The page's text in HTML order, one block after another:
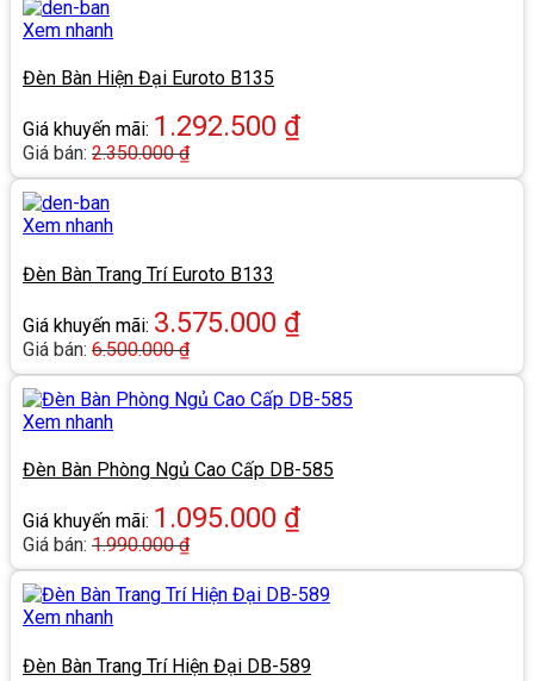
Xem nhanh
Đèn Bàn Hiện Đại Euroto B135
Giá khuyến mãi: 1.292.500 ₫
Giá bán: 2.350.000₫
Xem nhanh
Đèn Bàn Trang Trí Euroto B133
Giá khuyến mãi: 3.575.000 ₫
Giá bán: 6.500.000₫
Xem nhanh
Đèn Bàn Phòng Ngủ Cao Cấp DB-585
Giá khuyến mãi: 1.095.000 ₫
Giá bán: 1.990.000₫
Xem nhanh
Đèn Bàn Trang Trí Hiện Đại DB-589